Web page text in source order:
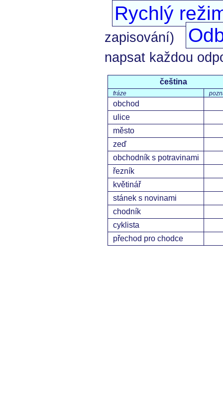
Rychlý
zapisování)
napsat každou
čeština
fráze
obchod
ulice
město
zeď
obchodník s potravinami
řezník
květinář
stánek s novinami
chodník
cyklista
přechod pro chodce